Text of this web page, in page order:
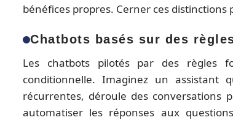
bénéfices propres. Cerner ces distinctions
Chatbots basés sur des
Les chatbots pilotés par des règles
conditionnelle. Imaginez un
récurrentes, déroule des conversations
automatiser les réponses aux